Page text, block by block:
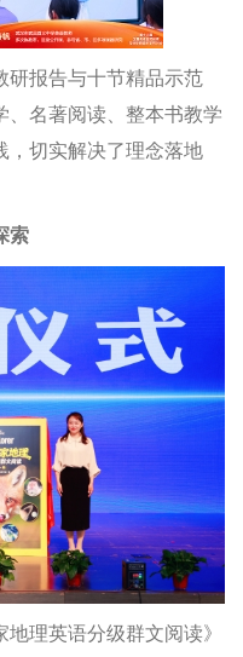
研报告与十节精品示范
、名著阅读、整本书教学
，切实解决了理念落地
索
理英语分级群文阅读》